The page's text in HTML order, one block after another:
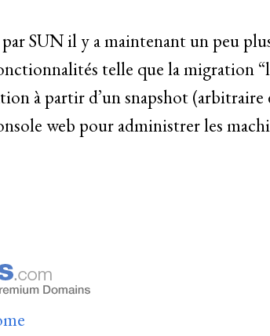
SUN il y a maintenant un peu
telle que la migration
à partir d’un snapshot (arbitraire
web pour administrer les